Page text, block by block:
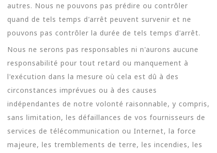
autres. Nous ne pouvons pas prédire ou contrôler
quand de tels temps d'arrêt peuvent survenir et ne
pouvons pas contrôler la durée de tels temps d'arrêt.
Nous ne serons pas responsables ni n'aurons aucune
responsabilité pour tout retard ou manquement à
l'exécution dans la mesure où cela est dû à des
circonstances imprévues ou à des causes
indépendantes de notre volonté raisonnable, y compris,
sans limitation, les défaillances de vos fournisseurs de
services de télécommunication ou Internet, la force
majeure, les tremblements de terre, les incendies, les